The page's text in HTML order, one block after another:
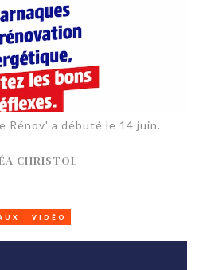
Rénov' a débuté le 14 juin.
CHRISTOL
VIDÉO